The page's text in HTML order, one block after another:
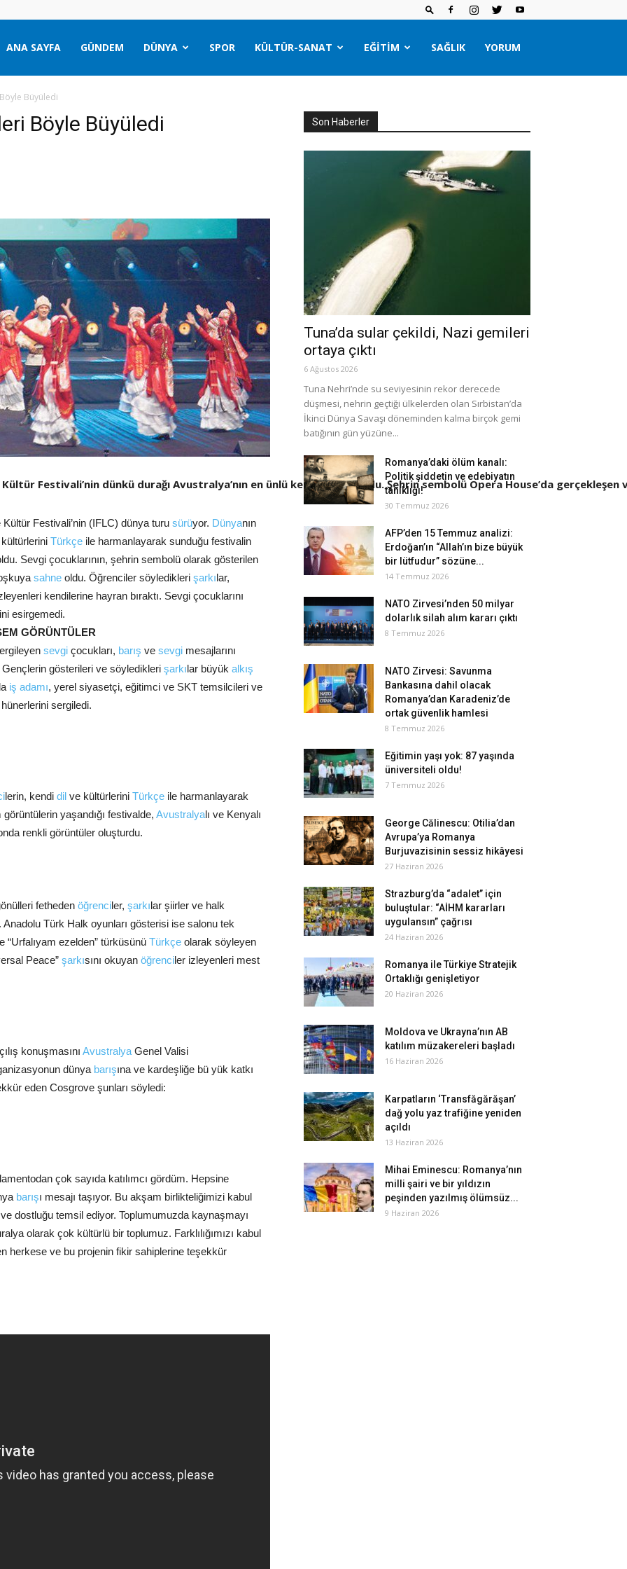
ANA SAYFA GÜNDEM DÜNYA SPOR KÜLTÜR-SANAT EĞITIM SAĞLIK YORUM
Büyüledi
Böyle Büyüledi
Festivali’nin dünkü durağı Avustralya’nın en ünlü kenti Sidney oldu. Şehrin sembolü Opera House’da
Festivali’nin (IFLC) dünya turu sürüyor. Dünyanın
Türkçe ile harmanlayarak sunduğu festivalin
Sevgi çocuklarının, şehrin sembolü olarak gösterilen
sahne oldu. Öğrenciler söyledikleri şarkılar,
kendilerine hayran bıraktı. Sevgi çocuklarını
esirgemedi.
GÖRÜNTÜLER
sevgi çocukları, barış ve sevgi mesajlarını
gösterileri ve söyledikleri şarkılar büyük alkış
iş adamı, yerel siyasetçi, eğitimci ve SKT temsilcileri ve
sergiledi.
lerin, kendi dil ve kültürlerini Türkçe ile harmanlayarak
yaşandığı festivalde, Avustralyalı ve Kenyalı
renkli görüntüler oluşturdu.
fetheden öğrenciler, şarkılar şiirler ve halk
Türk Halk oyunları gösterisi ise salonu tek
“Urfalıyam ezelden” türküsünü Türkçe olarak söyleyen
Peace” şarkısını okuyan öğrenciler izleyenleri mest
konuşmasını Avustralya Genel Valisi
dünya barışına ve kardeşliğe bü yük katkı
eden Cosgrove şunları söyledi:
çok sayıda katılımcı gördüm. Hepsine
barışı mesajı taşıyor. Bu akşam birlikteliğimizi kabul
dostluğu temsil ediyor. Toplumumuzda kaynaşmayı
olarak çok kültürlü bir toplumuz. Farklılığımızı kabul
herkese ve bu projenin fikir sahiplerine teşekkür
Son Haberler
Tuna’da sular çekildi, Nazi gemileri
ortaya çıktı
6 Ağustos 2026
Tuna Nehri’nde su seviyesinin rekor derecede
düşmesi, nehrin geçtiği ülkelerden olan Sırbistan’da
İkinci Dünya Savaşı döneminden kalma birçok gemi
batığının gün yüzüne...
Romanya’daki ölüm kanalı:
Politik şiddetin ve edebiyatın
tanıklığı!
30 Temmuz 2026
AFP’den 15 Temmuz analizi:
Erdoğan’ın “Allah’ın bize büyük
bir lütfudur” sözüne...
14 Temmuz 2026
NATO Zirvesi’nden 50 milyar
dolarlık silah alım kararı çıktı
8 Temmuz 2026
NATO Zirvesi: Savunma
Bankasına dahil olacak
Romanya’dan Karadeniz’de
ortak güvenlik hamlesi
8 Temmuz 2026
Eğitimin yaşı yok: 87 yaşında
üniversiteli oldu!
7 Temmuz 2026
George Călinescu: Otilia’dan
Avrupa’ya Romanya
Burjuvazisinin sessiz hikâyesi
27 Haziran 2026
Strazburg’da “adalet” için
buluştular: “AİHM kararları
uygulansın” çağrısı
24 Haziran 2026
Romanya ile Türkiye Stratejik
Ortaklığı genişletiyor
20 Haziran 2026
Moldova ve Ukrayna’nın AB
katılım müzakereleri başladı
16 Haziran 2026
Karpatların ‘Transfăgărăşan’
dağ yolu yaz trafiğine yeniden
açıldı
13 Haziran 2026
Mihai Eminescu: Romanya’nın
milli şairi ve bir yıldızın
peşinden yazılmış ölümsüz...
9 Haziran 2026